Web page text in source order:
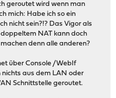
geroutet wird wenn man
mich: Habe ich so ein
nicht sein?!? Das Vigor als
NAT kann doch
denn alle anderen?
über Console /WebIf
aus dem LAN oder
Schnittstelle geroutet.